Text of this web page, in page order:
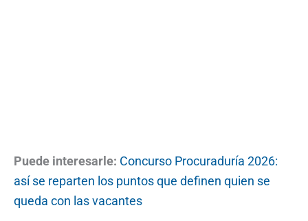
Puede interesarle: Concurso Procuraduría 2026:
así se reparten los puntos que definen quien se
queda con las vacantes